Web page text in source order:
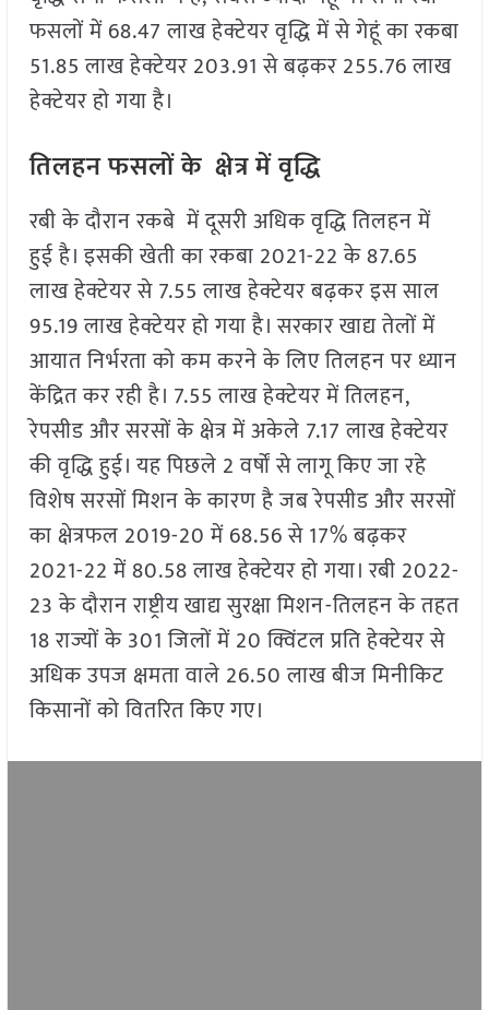
फसलों में 68.47 लाख हेक्टेयर वृद्धि में से गेहूं का रकबा
51.85 लाख हेक्टेयर 203.91 से बढ़कर 255.76 लाख
हेक्टेयर हो गया है।
तिलहन फसलों के क्षेत्र में वृद्धि
रबी के दौरान रकबे में दूसरी अधिक वृद्धि तिलहन में
हुई है। इसकी खेती का रकबा 2021-22 के 87.65
लाख हेक्टेयर से 7.55 लाख हेक्टेयर बढ़कर इस साल
95.19 लाख हेक्टेयर हो गया है। सरकार खाद्य तेलों में
आयात निर्भरता को कम करने के लिए तिलहन पर ध्यान
केंद्रित कर रही है। 7.55 लाख हेक्टेयर में तिलहन,
रेपसीड और सरसों के क्षेत्र में अकेले 7.17 लाख हेक्टेयर
की वृद्धि हुई। यह पिछले 2 वर्षों से लागू किए जा रहे
विशेष सरसों मिशन के कारण है जब रेपसीड और सरसों
का क्षेत्रफल 2019-20 में 68.56 से 17% बढ़कर
2021-22 में 80.58 लाख हेक्टेयर हो गया। रबी 2022-
23 के दौरान राष्ट्रीय खाद्य सुरक्षा मिशन-तिलहन के तहत
18 राज्यों के 301 जिलों में 20 क्विंटल प्रति हेक्टेयर से
अधिक उपज क्षमता वाले 26.50 लाख बीज मिनीकिट
किसानों को वितरित किए गए।